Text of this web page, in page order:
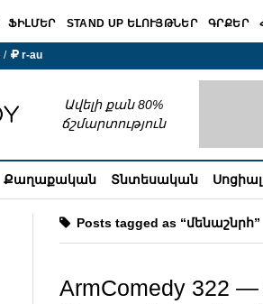
ՖԻԼՄԵՐ STAND UP ԵԼՈՒՅԹՆԵՐ ԳՐՔԵՐ
/  r-au
Ավելի քան 80%
ճշմարտություն
Քաղաքական Տնտեսական
Posts tagged as “մենաշնրհ”
ArmComedy 322